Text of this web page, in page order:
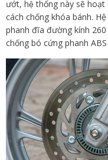
ướt, hệ thống này sẽ
cách chống khóa bánh.
phanh đĩa đường kính
chống bó cứng phanh